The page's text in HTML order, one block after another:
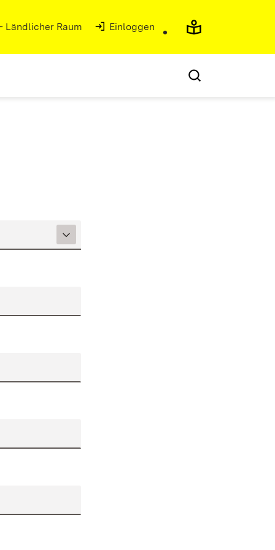
Ländlicher Raum (Öffnet in neuem Fenster)
Einloggen